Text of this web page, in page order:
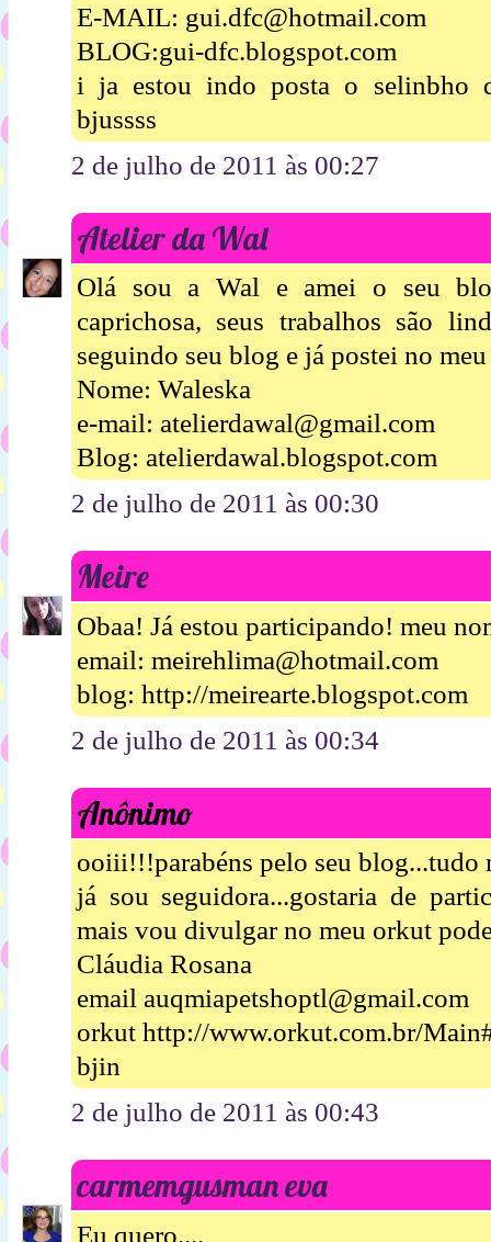
E-MAIL: gui.dfc@hotmail.com
BLOG:gui-dfc.blogspot.com
i ja estou indo posta o selinbho
bjussss
2 de julho de 2011 às 00:27
Atelier da Wal
Olá sou a Wal e amei o seu
caprichosa, seus trabalhos são
seguindo seu blog e já postei no
Nome: Waleska
e-mail: atelierdawal@gmail.com
Blog: atelierdawal.blogspot.com
2 de julho de 2011 às 00:30
Meire
Obaa! Já estou participando! meu
email: meirehlima@hotmail.com
blog: http://meirearte.blogspot.com
2 de julho de 2011 às 00:34
Anônimo
ooiii!!!parabéns pelo seu
já sou seguidora...gostaria de
mais vou divulgar no meu orkut
Cláudia Rosana
email auqmiapetshoptl@gmail.com
orkut http://www.orkut.com.br/
bjin
2 de julho de 2011 às 00:43
carmemgusman eva
Eu quero....